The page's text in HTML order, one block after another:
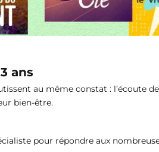
ans
au même constat : l’écoute
bien-être.
pour répondre aux